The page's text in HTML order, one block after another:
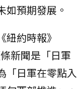
如預期發展。
約時報》
新聞是「日軍
「日軍在零點入